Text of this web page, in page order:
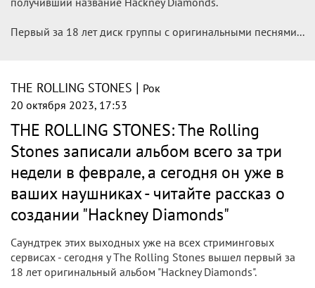
21 октября 2023, 01:33
Вышел первый за 18 лет альбом The
Rolling Stones
Британская рок-группа The Rolling Stones выпустила свой
первый студийный альбом за 18 лет. Альбом получил
название «Hackney Diamonds» и он доступен на
официальномсайте группы.
THE ROLLING STONES | Рок
Новости тенниса